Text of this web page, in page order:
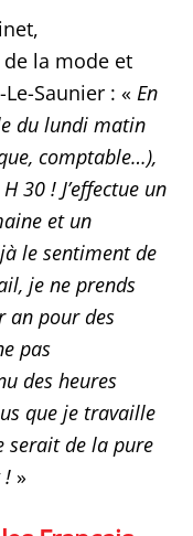
la mode et
Saunier : «En
du lundi matin
comptable…),
30 ! J’effectue un
et un
le sentiment de
je ne prends
an pour des
pas
des heures
que je travaille
serait de la pure
! »